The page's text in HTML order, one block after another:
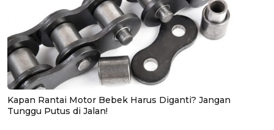
Kapan Rantai Motor Bebek Harus Diganti? Jangan
Tunggu Putus di Jalan!